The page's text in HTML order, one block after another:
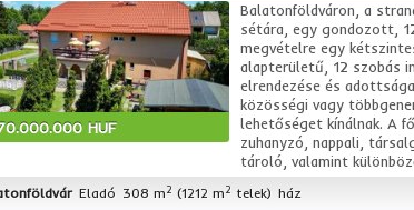
HUF
Balatonföldváron, a
sétára, egy gondozott,
megvételre egy
alapterületű, 12 szobás
elrendezése és
közösségi vagy
lehetőséget kínálnak. A
zuhanyzó, nappali,
tároló, valamint
Eladó 308 m2 (1212 m2 telek) ház